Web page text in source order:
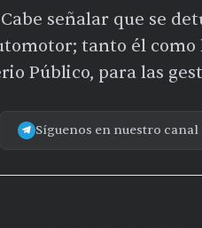
Cabe señalar que se
tanto él
Público, para las
Síguenos en nuestro canal